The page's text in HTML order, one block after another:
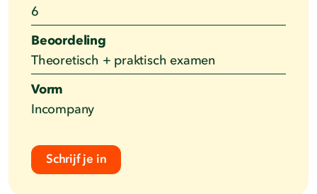
6
Beoordeling
Theoretisch + praktisch examen
Vorm
Incompany
Schrijf je in